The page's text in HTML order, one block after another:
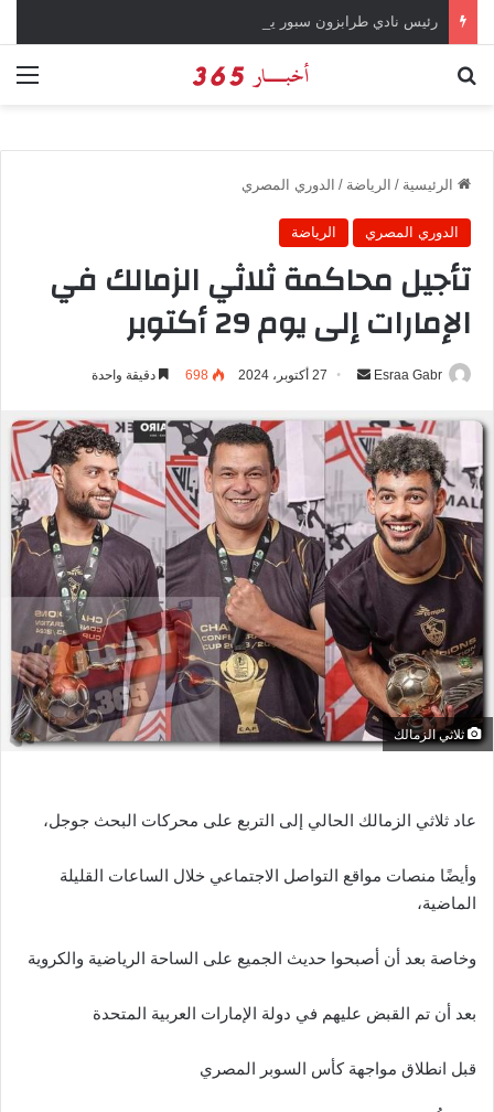
الرئيسية / الرياضة / الدوري المصري
الدوري المصري الرياضة
تأجيل محاكمة ثلاثي الزمالك في
الإمارات إلى يوم 29 أكتوبر
Esraa Gabr
س
ل
ر
ي
د
إ
ك
ت
و
27 أكتوبر، 2024 698 دقيقة واحدة
ثلاثي الزمالك
عاد ثلاثي الزمالك الحالي إلى التربع على محركات البحث جوجل،
وأيضًا منصات مواقع التواصل الاجتماعي خلال الساعات القليلة
الماضية،
وخاصة بعد أن أصبحوا حديث الجميع على الساحة الرياضية والكروية
بعد أن تم القبض عليهم في دولة الإمارات العربية المتحدة
قبل انطلاق مواجهة كأس السوبر المصري